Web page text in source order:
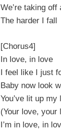
We’re taking off
The harder I fall
[Chorus4]
In love, in love
I feel like I just
Baby now look
You’ve lit up
(Your love, your
I’m in love, in